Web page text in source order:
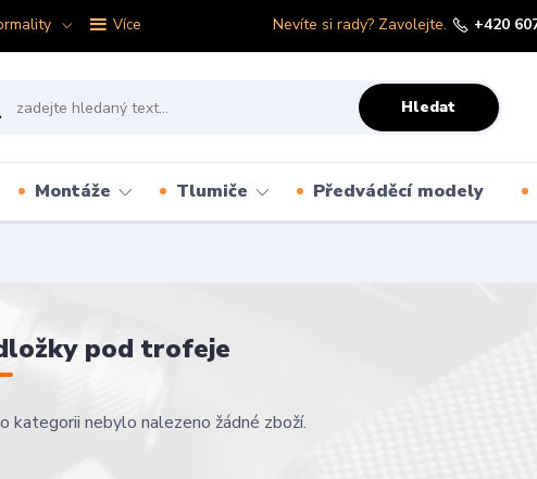
Více
Hledat
Nevíte si rady? Zavolejte. +420
Montáže Tlumiče Předváděcí modely
pod trofeje
kategorii nebylo nalezeno žádné zboží.